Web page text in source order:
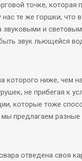
точке, которая
те же горшки, что в
звуковыми и
звук льющейся
ниже, чем
не прибегая к
которые тоже
предлагаем
отведена своя